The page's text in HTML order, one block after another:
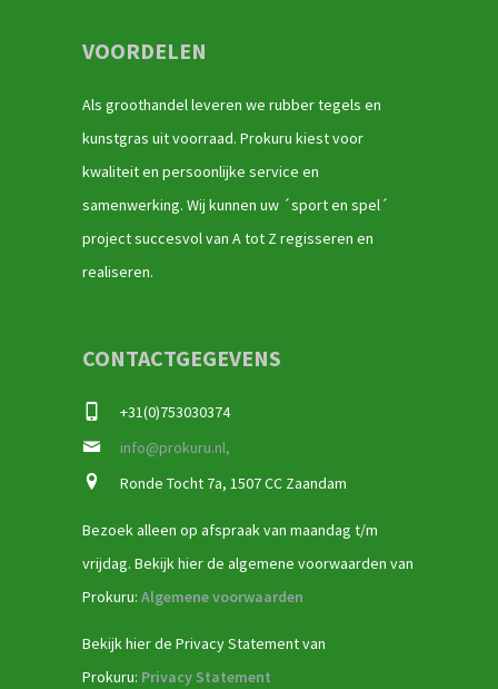
VOORDELEN
Als groothandel leveren we rubber tegels en
kunstgras uit voorraad. Prokuru kiest voor
kwaliteit en persoonlijke service en
samenwerking. Wij kunnen uw ´sport en spel´
project succesvol van A tot Z regisseren en
realiseren.
CONTACTGEGEVENS
+31(0)753030374
info@prokuru.nl,
Ronde Tocht 7a, 1507 CC Zaandam
Bezoek alleen op afspraak van maandag t/m
vrijdag. Bekijk hier de algemene voorwaarden van
Prokuru: Algemene voorwaarden
Bekijk hier de Privacy Statement van
Prokuru: Privacy Statement